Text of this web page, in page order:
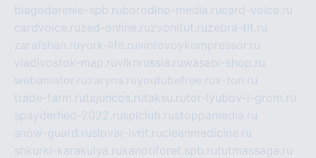
blagodarenie-spb.ruborodino-media.rucard-voice.ru
cardvoice.ruzed-online.ruzvonitut.ruzebra-tlt.ru
zarafshan.ruyork-life.ruvintovoykompressor.ru
vladivostok-map.ruvlknrussia.ruwasabi-shop.ru
webamator.ruzaryna.ruyoutubefree.rux-ton.ru
trade-farm.rutajuncos.rutaksu.rutor-lyubov-i-grom.ru
spayderhed-2022.rusplclub.rustoppamedia.ru
snow-guard.ruslovar-ivrit.rucleanmedicine.ru
shkurki-karakulya.rukanotiforet.spb.rututmassage.ru